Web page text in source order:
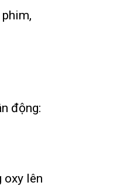
động:
oxy lên